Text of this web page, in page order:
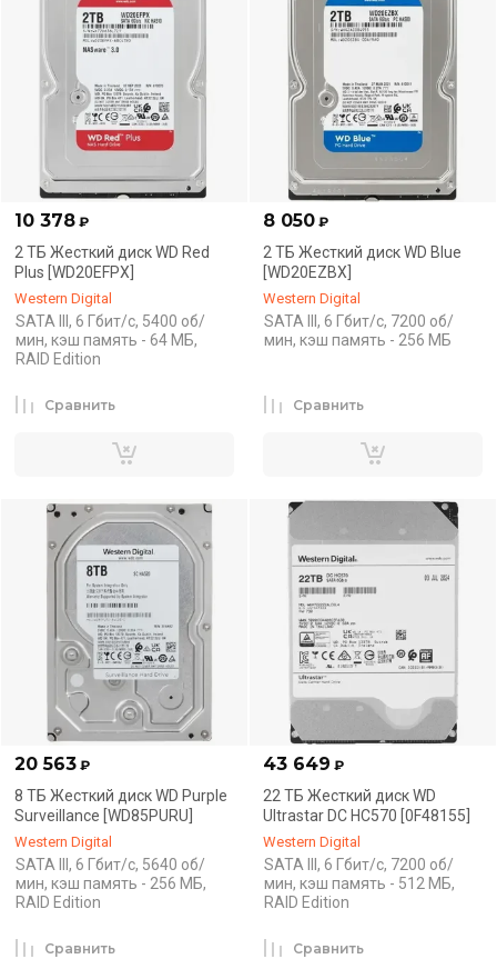
10 378 ₽
2 ТБ Жесткий диск WD Red
Plus [WD20EFPX]
Western Digital
SATA III, 6 Гбит/с, 5400 об/
мин, кэш память - 64 МБ,
RAID Edition
Сравнить
8 050 ₽
2 ТБ Жесткий диск WD Blue
[WD20EZBX]
Western Digital
SATA III, 6 Гбит/с, 7200 об/
мин, кэш память - 256 МБ
Сравнить
20 563 ₽
8 ТБ Жесткий диск WD Purple
Surveillance [WD85PURU]
Western Digital
SATA III, 6 Гбит/с, 5640 об/
мин, кэш память - 256 МБ,
RAID Edition
Сравнить
43 649 ₽
22 ТБ Жесткий диск WD
Ultrastar DC HC570 [0F48155]
Western Digital
SATA III, 6 Гбит/с, 7200 об/
мин, кэш память - 512 МБ,
RAID Edition
Сравнить